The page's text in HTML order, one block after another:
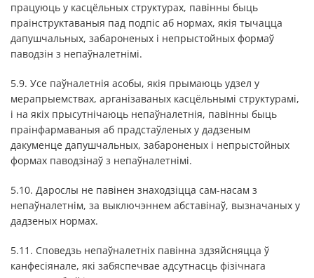
працуюць у касцёльных структурах, павінны быць
праінструктаваныя пад подпіс аб нормах, якія тычацца
дапушчальных, забароненых і непрыстойных формаў
паводзін з непаўналетнімі.
5.9. Усе паўналетнія асобы, якія прымаюць удзел у
мерапрыемствах, арганізаваных касцёльнымі структурамі,
і на якіх прысутнічаюць непаўналетнія, павінны быць
праінфармаваныя аб прадстаўленых у дадзеным
дакуменце дапушчальных, забароненых і непрыстойных
формах паводзінаў з непаўналетнімі.
5.10. Дарослы не павінен знаходзіцца сам-насам з
непаўналетнім, за выключэннем абставінаў, вызначаных у
дадзеных нормах.
5.11. Споведзь непаўналетніх павінна здзяйсняцца ў
канфесіянале, які забяспечвае адсутнасць фізічнага